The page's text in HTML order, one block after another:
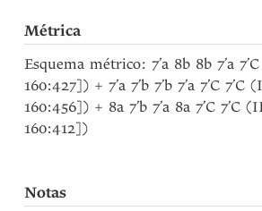
Métrica
Esquema métrico: 7’a 8b 8b 7’a
160:427]) + 7’a 7’b 7’b 7’a 7’C
160:456]) + 8a 7’b 7’a 8a 7’C 7’C
160:412])
Notas